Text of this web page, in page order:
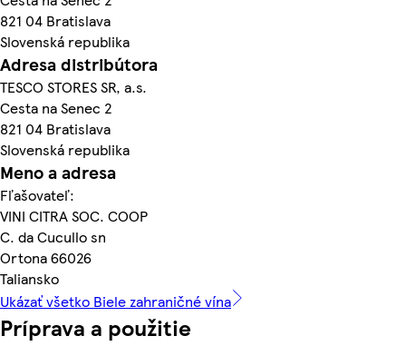
821 04 Bratislava
Slovenská republika
Adresa distribútora
TESCO STORES SR, a.s.
Cesta na Senec 2
821 04 Bratislava
Slovenská republika
Meno a adresa
Fľašovateľ:
VINI CITRA SOC. COOP
C. da Cucullo sn
Ortona 66026
Taliansko
Ukázať všetko Biele zahraničné vína
Príprava a použitie